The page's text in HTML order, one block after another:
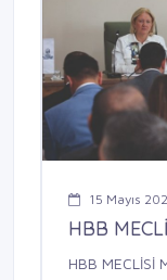
15 Mayıs
HBB
HBB MECLİSİ